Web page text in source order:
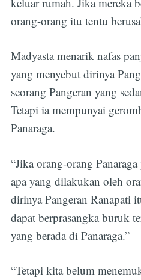
orang-orang itu tentu
Madyasta menarik nafas
yang menyebut dirinya
seorang Pangeran yang
Tetapi ia mempunyai
Panaraga.
“Jika orang-orang
apa yang dilakukan oleh
dirinya Pangeran Ranapati
dapat berprasangka buruk
yang berada di Panaraga.”
“Tetapi kita belum